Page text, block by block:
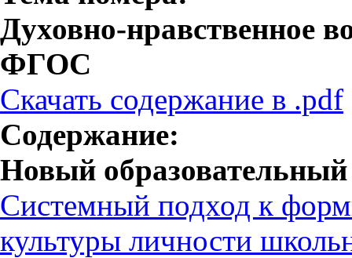
Духовно-нравственное
ФГОС
Скачать содержание в .pdf
Содержание:
Новый образовательный
Системный подход к
культуры личности